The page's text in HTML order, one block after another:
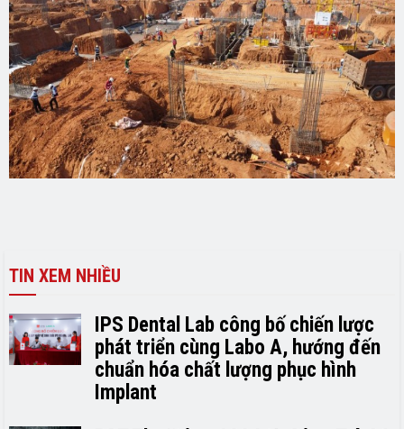
TIN XEM NHIỀU
IPS Dental Lab công bố chiến lược
phát triển cùng Labo A, hướng đến
chuẩn hóa chất lượng phục hình
Implant